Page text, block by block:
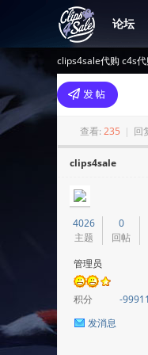
论坛
clips4sale代购 c4s代
查看: 235 | 回
clips4sale
4026
主题
0
回帖
管理员
积分
-99911
发消息